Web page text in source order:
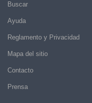
Buscar
Ayuda
Reglamento y Privacidad
Mapa del sitio
Contacto
Prensa